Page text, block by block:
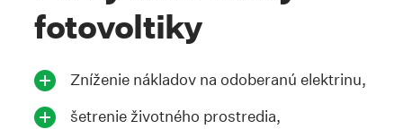
fotovoltiky
Zníženie nákladov na odoberanú elektrinu,
šetrenie životného prostredia,